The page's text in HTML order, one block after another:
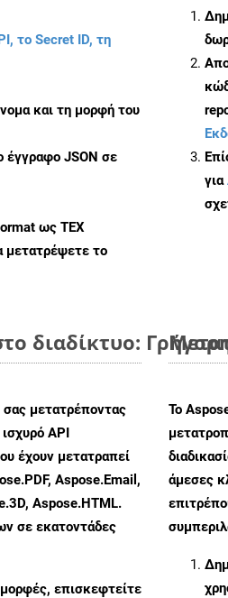
το Secret ID, τη
και τη μορφή του
έγγραφο JSON σε
ως TEX
μετατρέψετε το
για
διαδίκτυο:
σας μετατρέποντας
API
έχουν μετατραπεί
Aspose.Email,
Aspose.HTML.
σε εκατοντάδες
επισκεφτείτε
Το
άμεσες